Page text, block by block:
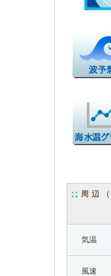
周辺
気温
風速